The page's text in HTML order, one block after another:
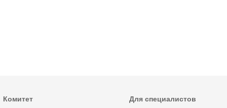
Комитет Для специалистов